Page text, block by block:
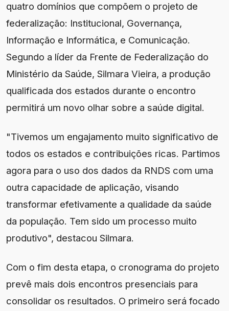
quatro domínios que compõem o projeto de
federalização: Institucional, Governança,
Informação e Informática, e Comunicação.
Segundo a líder da Frente de Federalização do
Ministério da Saúde, Silmara Vieira, a produção
qualificada dos estados durante o encontro
permitirá um novo olhar sobre a saúde digital.
"Tivemos um engajamento muito significativo de
todos os estados e contribuições ricas. Partimos
agora para o uso dos dados da RNDS com uma
outra capacidade de aplicação, visando
transformar efetivamente a qualidade da saúde
da população. Tem sido um processo muito
produtivo", destacou Silmara.
Com o fim desta etapa, o cronograma do projeto
prevê mais dois encontros presenciais para
consolidar os resultados. O primeiro será focado